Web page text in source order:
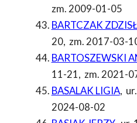
zm. 2009-01-05
BARTCZAK
20, zm. 2017-03-
BARTOSZEWSKI
11-21, zm. 2021-
BASALAK LIGIA,
2024-08-02